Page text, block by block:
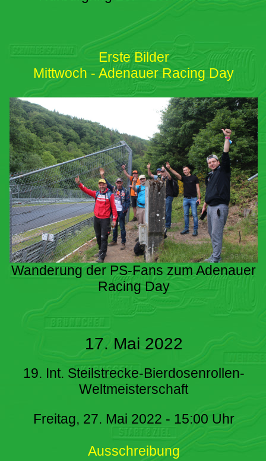
Erste Bilder
Mittwoch - Adenauer Racing Day
Wanderung der PS-Fans zum Adenauer
Racing Day
17. Mai 2022
19. Int. Steilstrecke-Bierdosenrollen-
Weltmeisterschaft
Freitag, 27. Mai 2022 - 15:00 Uhr
Ausschreibung